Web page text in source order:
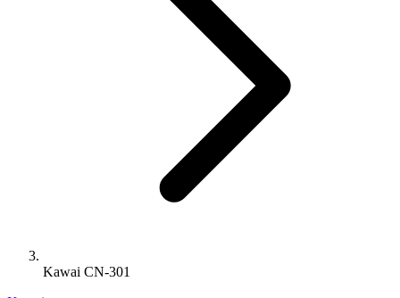
Kawai CN-301